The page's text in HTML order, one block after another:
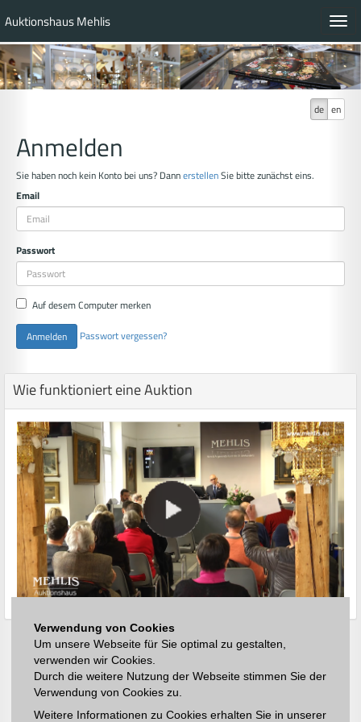
Verwendung von Cookies
Um unsere Webseite für Sie optimal zu gestalten,
verwenden wir Cookies.
Durch die weitere Nutzung der Webseite stimmen Sie der
Verwendung von Cookies zu.
Weitere Informationen zu Cookies erhalten Sie in unserer
Auktionshaus Mehlis
de en
Anmelden
Sie haben noch kein Konto bei uns? DannerstellenSie bitte zunächst eins.
Email
Passwort
Auf desem Computer merken
Anmelden Passwort vergessen?
Wie funktioniert eine Auktion